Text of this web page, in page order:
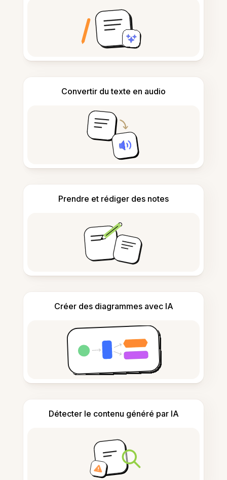
Convertir du texte en audio
Prendre et rédiger des notes
Créer des diagrammes avec IA
Détecter le contenu généré par IA